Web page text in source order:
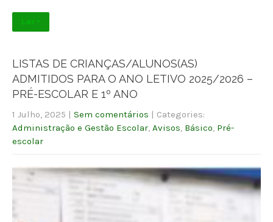
Ler +
LISTAS DE CRIANÇAS/ALUNOS(AS)
ADMITIDOS PARA O ANO LETIVO 2025/2026 –
PRÉ-ESCOLAR E 1º ANO
1 Julho, 2025 | Sem comentários | Categories:
Administração e Gestão Escolar, Avisos, Básico, Pré-
escolar